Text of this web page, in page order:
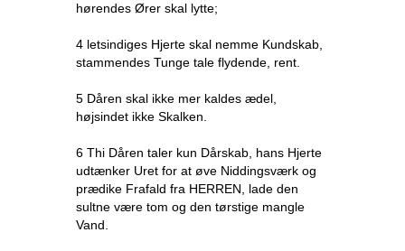
hørendes Ører skal lytte;
4 letsindiges Hjerte skal nemme Kundskab,
stammendes Tunge tale flydende, rent.
5 Dåren skal ikke mer kaldes ædel,
højsindet ikke Skalken.
6 Thi Dåren taler kun Dårskab, hans Hjerte
udtænker Uret for at øve Niddingsværk og
prædike Frafald fra HERREN, lade den
sultne være tom og den tørstige mangle
Vand.